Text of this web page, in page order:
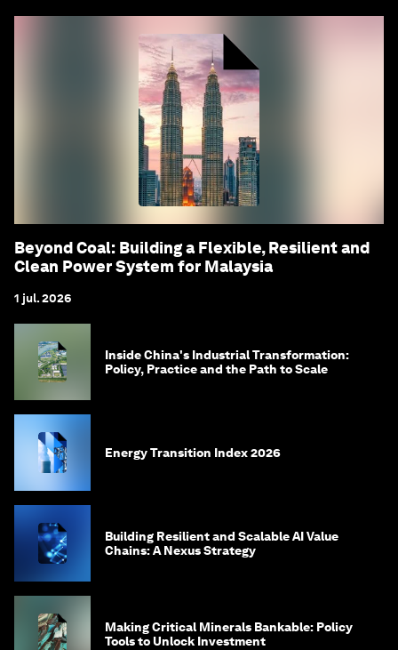
Beyond Coal: Building a Flexible, Resilient and
Clean Power System for Malaysia
1 jul. 2026
Inside China's Industrial Transformation:
Policy, Practice and the Path to Scale
Energy Transition Index 2026
Building Resilient and Scalable AI Value
Chains: A Nexus Strategy
Making Critical Minerals Bankable: Policy
Tools to Unlock Investment